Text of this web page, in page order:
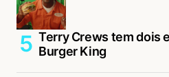
Terry Crews tem dois
Burger King